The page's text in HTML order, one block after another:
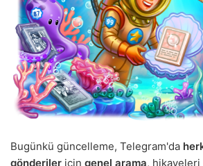
Bugünkü güncelleme, Telegram'da
gönderiler için genel arama, hikayeleri